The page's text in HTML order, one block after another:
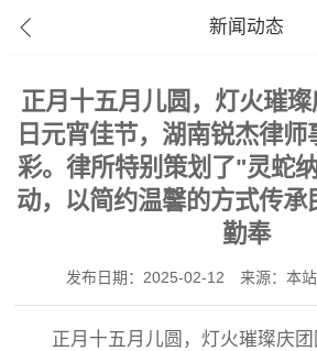
新闻动态
正月十五月儿圆，灯火璀
日元宵佳节，湖南锐杰律
彩。律所特别策划了"灵蛇
动，以简约温馨的方式传承
勤奉
发布日期：2025-02-12 来源：本站
正月十五月儿圆，灯火璀璨庆